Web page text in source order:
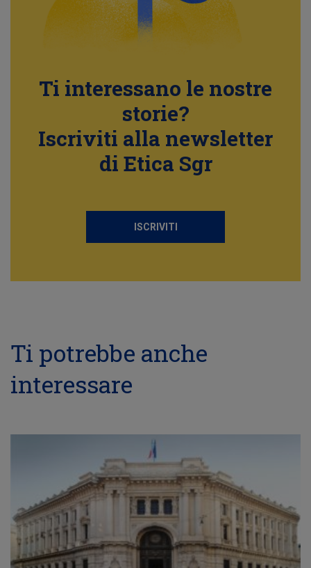
Ti interessano le nostre
storie?
Iscriviti alla newsletter
di Etica Sgr
ISCRIVITI
Ti potrebbe anche
interessare